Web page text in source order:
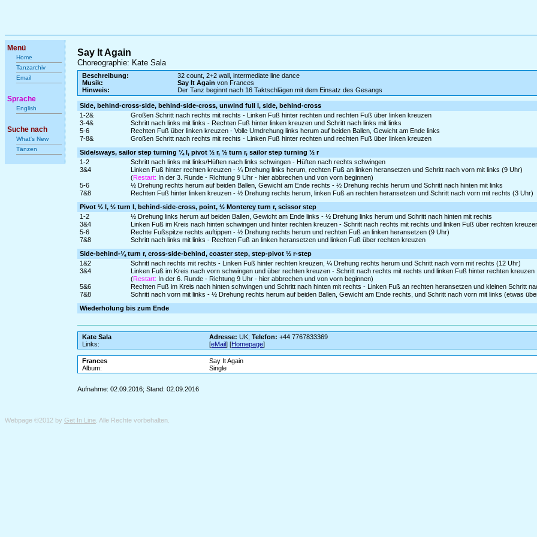
Menü
Home
Tanzarchiv
Email
Sprache
English
Suche nach
What's New
Tänzen
Say It Again
Choreographie: Kate Sala
Beschreibung:
32 count, 2+2 wall, intermediate line dance
Musik:
Say It Again von Frances
Hinweis:
Der Tanz beginnt nach 16 Taktschlägen mit dem Einsatz des Gesangs
Side, behind-cross-side, behind-side-cross, unwind full l, side, behind-cross
1-2&
Großen Schritt nach rechts mit rechts - Linken Fuß hinter rechten und rechten Fuß über linken kreuzen
3-4&
Schritt nach links mit links - Rechten Fuß hinter linken kreuzen und Schritt nach links mit links
5-6
Rechten Fuß über linken kreuzen - Volle Umdrehung links herum auf beiden Ballen, Gewicht am Ende links
7-8&
Großen Schritt nach rechts mit rechts - Linken Fuß hinter rechten und rechten Fuß über linken kreuzen
Side/sways, sailor step turning ¼ l, pivot ½ r, ½ turn r, sailor step turning ½ r
1-2
Schritt nach links mit links/Hüften nach links schwingen - Hüften nach rechts schwingen
3&4
Linken Fuß hinter rechten kreuzen - ¼ Drehung links herum, rechten Fuß an linken heransetzen und Schritt nach vorn mit links (9 Uhr)
(Restart: In der 3. Runde - Richtung 9 Uhr - hier abbrechen und von vorn beginnen)
5-6
½ Drehung rechts herum auf beiden Ballen, Gewicht am Ende rechts - ½ Drehung rechts herum und Schritt nach hinten mit links
7&8
Rechten Fuß hinter linken kreuzen - ½ Drehung rechts herum, linken Fuß an rechten heransetzen und Schritt nach vorn mit rechts (3 Uhr)
Pivot ½ l, ½ turn l, behind-side-cross, point, ½ Monterey turn r, scissor step
1-2
½ Drehung links herum auf beiden Ballen, Gewicht am Ende links - ½ Drehung links herum und Schritt nach hinten mit rechts
3&4
Linken Fuß im Kreis nach hinten schwingen und hinter rechten kreuzen - Schritt nach rechts mit rechts und linken Fuß über rechten
5-6
Rechte Fußspitze rechts auftippen - ½ Drehung rechts herum und rechten Fuß an linken heransetzen (9 Uhr)
7&8
Schritt nach links mit links - Rechten Fuß an linken heransetzen und linken Fuß über rechten kreuzen
Side-behind-¼ turn r, cross-side-behind, coaster step, step-pivot ½ r-step
1&2
Schritt nach rechts mit rechts - Linken Fuß hinter rechten kreuzen, ¼ Drehung rechts herum und Schritt nach vorn mit rechts (12 Uhr)
3&4
Linken Fuß im Kreis nach vorn schwingen und über rechten kreuzen - Schritt nach rechts mit rechts und linken Fuß hinter rechten kreuzen
(Restart: In der 6. Runde - Richtung 9 Uhr - hier abbrechen und von vorn beginnen)
5&6
Rechten Fuß im Kreis nach hinten schwingen und Schritt nach hinten mit rechts - Linken Fuß an rechten heransetzen und kleinen Schritt
7&8
Schritt nach vorn mit links - ½ Drehung rechts herum auf beiden Ballen, Gewicht am Ende rechts, und Schritt nach vorn mit links (etwas
Wiederholung bis zum Ende
Kate Sala Adresse: UK;Telefon: +44 7767833369
Links:
[eMail] [Homepage]
Frances
Say It Again
Album:
Single
Aufnahme: 02.09.2016; Stand: 02.09.2016
Webpage ©2012 by Get In Line . Alle Rechte vorbehalten.